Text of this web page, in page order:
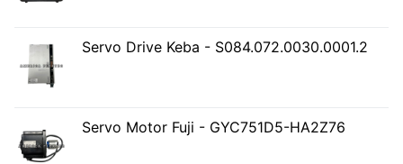
Servo Drive Keba - S084.072.0030.0001.2
Servo Motor Fuji - GYC751D5-HA2Z76